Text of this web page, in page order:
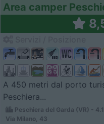
Area camper
A 450 metri dal porto
Peschiera...
Peschiera del Garda (VR) -
Via Milano, 43